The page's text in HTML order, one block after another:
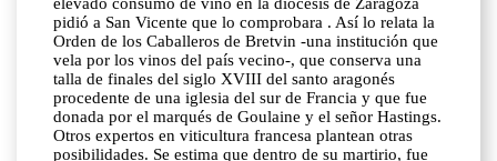
pidió a San Vicente que lo comprobara . Así lo relata la
Orden de los Caballeros de Bretvin -una institución que
vela por los vinos del país vecino-, que conserva una
talla de finales del siglo XVIII del santo aragonés
procedente de una iglesia del sur de Francia y que fue
donada por el marqués de Goulaine y el señor Hastings.
Otros expertos en viticultura francesa plantean otras
posibilidades. Se estima que dentro de su martirio, fue